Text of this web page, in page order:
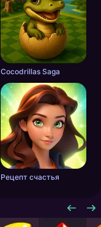
Cocodrillas Saga
Рецепт счастья